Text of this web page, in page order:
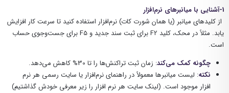
1-آشنایی با میانبرهای نرم‌افزار
از کلیدهای میانبر (یا همان شورت کات) نرم‌افزار استفاده کنید تا سرعت کار افزایش
یابد. مثلاً در محک، کلید F2 برای ثبت سند جدید و F5 برای جست‌وجوی حساب
است.
چگونه کمک می‌کند: زمان ثبت تراکنش‌ها را تا 30% کاهش می‌دهد.
نکته: لیست میانبرها معمولاً در راهنمای نرم‌افزار یا سایت رسمی هر نرم
افزار موجود است. (لینک سایت هر نرم افزار را زیر معرفی خودش گذاشتیم)